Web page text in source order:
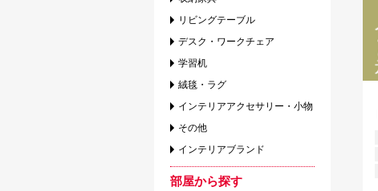
リビングテーブル
デスク・ワークチェア
学習机
絨毯・ラグ
インテリアアクセサリー・小物
その他
インテリアブランド
部屋から探す